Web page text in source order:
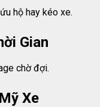
hộ hay kéo xe.
Gian
chờ đợi.
Xe